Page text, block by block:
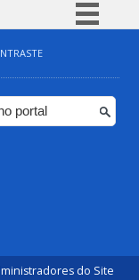
BR
do Site